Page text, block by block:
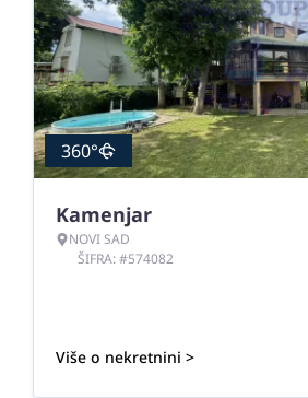
360°
Kamenjar
NOVI SAD
ŠIFRA: #574082
Više o nekretnini >